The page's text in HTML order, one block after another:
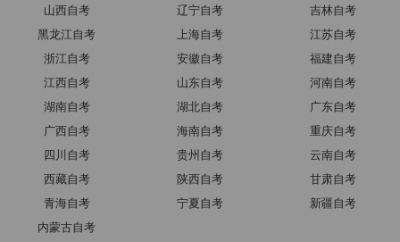
山西自考
辽宁自考
吉林自考
黑龙江自考
上海自考
江苏自考
浙江自考
安徽自考
福建自考
江西自考
山东自考
河南自考
湖南自考
湖北自考
广东自考
广西自考
海南自考
重庆自考
四川自考
贵州自考
云南自考
西藏自考
陕西自考
甘肃自考
青海自考
宁夏自考
新疆自考
内蒙古自考